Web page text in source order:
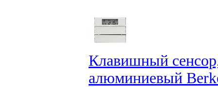
Клавишный
алюминиевый